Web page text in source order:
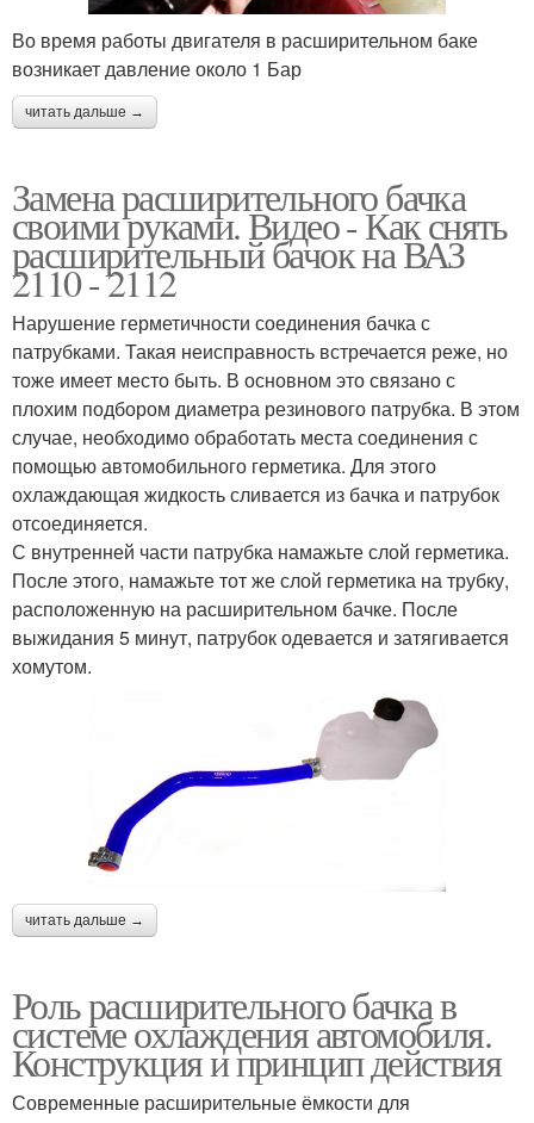
Во время работы двигателя в расширительном баке
возникает давление около 1 Бар
читать дальше →
Замена расширительного бачка
своими руками. Видео - Как снять
расширительный бачок на ВАЗ
2110 - 2112
Нарушение герметичности соединения бачка с
патрубками. Такая неисправность встречается реже, но
тоже имеет место быть. В основном это связано с
плохим подбором диаметра резинового патрубка. В этом
случае, необходимо обработать места соединения с
помощью автомобильного герметика. Для этого
охлаждающая жидкость сливается из бачка и патрубок
отсоединяется.
С внутренней части патрубка намажьте слой герметика.
После этого, намажьте тот же слой герметика на трубку,
расположенную на расширительном бачке. После
выжидания 5 минут, патрубок одевается и затягивается
хомутом.
читать дальше →
Роль расширительного бачка в
системе охлаждения автомобиля.
Конструкция и принцип действия
Современные расширительные ёмкости для